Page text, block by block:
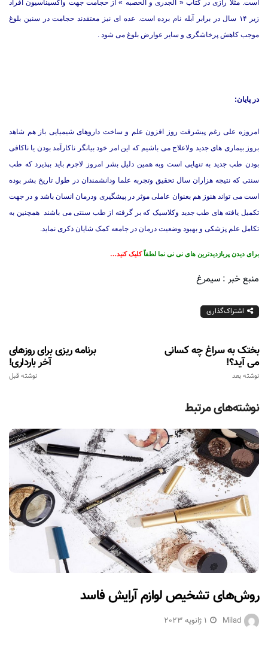
است. مثلاً رازی در کتاب « الجدری و الحصبه » از حجامت جهت واکسیناسیون افراد
زیر ۱۴ سال در برابر آبله نام برده است. عده ای نیز معتقدند حجامت در سنین بلوغ
موجب کاهش پرخاشگری و سایر عوارض بلوغ می شود .
در پایان:
امروزه علی رغم پیشرفت روز افزون علم و ساخت داروهای شیمیایی باز هم شاهد
بروز بیماری های جدید ولاعلاج می باشیم که این امر خود بیانگر ناکارآمد بودن یا ناکافی
بودن طب جدید به تنهایی است وبه همین دلیل بشر امروز لاجرم باید بپذیرد که طب
سنتی که نتیجه هزاران سال تحقیق وتجربه علما ودانشمندان در طول تاریخ بشر بوده
است می تواند هنوز هم بعنوان عاملی موثر در پیشگیری ودرمان انسان باشد و در جهت
تکمیل یافته های طب جدید وکلاسیک که بر گرفته از طب سنتی می باشند همچنین به
تکامل علم پزشکی و بهبود وضعیت درمان در جامعه کمک شایان ذکری نماید.
برای دیدن پربازدیدترین های نی نی نما لطفاً کلیک کنید…
منبع خبر : سیمرغ
اشتراک‌گذاری
برنامه ریزی برای روزهای
آخر بارداری!
نوشته قبل
بختک به سراغ چه کسانی
می آید؟!
نوشته بعد
نوشته‌های مرتبط
روش‌های تشخیص لوازم آرایش فاسد
Milad 1 ژانویه 2023